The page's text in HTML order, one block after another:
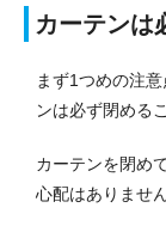
カーテンは
まず1つめの注
ンは必ず閉める
カーテンを閉め
心配はありません